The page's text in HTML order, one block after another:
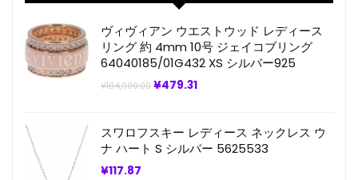
ヴィヴィアン ウエストウッド レディース
リング 約 4mm 10号 ジェイコブリング
64040185/01G432 XS シルバー925
¥104,000.00 元
は
¥104,000.00
で
¥479.31現
格
は
¥479.31
スワロフスキー レディース ネックレス ウ
ナ ハート S シルバー 5625533
¥117.87